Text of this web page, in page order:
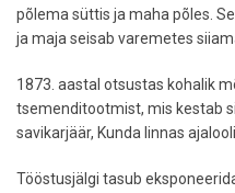
põlema süttis ja maha põles.
ja maja seisab varemetes
1873. aastal otsustas kohalik
tsemenditootmist, mis kestab
savikarjäär, Kunda linnas
Tööstusjälgi tasub